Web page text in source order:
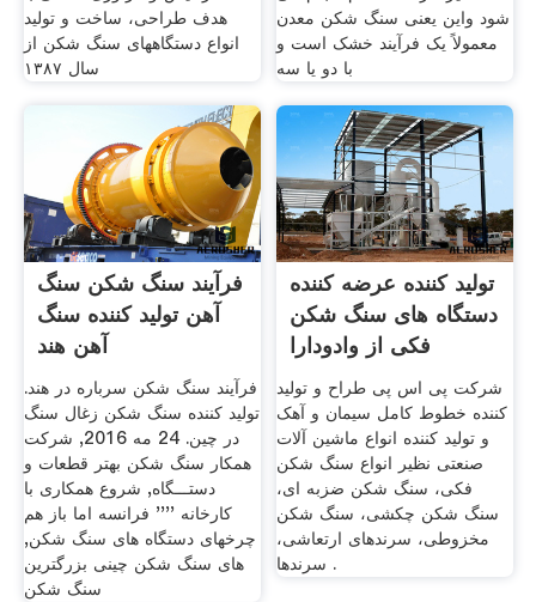
هدف طراحی، ساخت و تولید
انواع دستگاههای سنگ شکن از
سال ۱۳۸۷
شود واین یعنی سنگ شکن معدن
معمولاً یک فرآیند خشک است و
با دو یا سه
فرآیند سنگ شکن سنگ
آهن تولید کننده سنگ
آهن هند
فرآیند سنگ شکن سرباره در هند.
تولید کننده سنگ شکن زغال سنگ
در چین. 24 مه 2016, شرکت
همکار سنگ شکن بهتر قطعات و
دستـــگاه, شروع همکاری با
کارخانه '''' فرانسه اما باز هم
چرخهای دستگاه های سنگ شکن,
های سنگ شکن چینی بزرگترین
سنگ شکن
تولید کننده عرضه کننده
دستگاه های سنگ شکن
فکی از وادودارا
شرکت پی اس پی طراح و تولید
کننده خطوط کامل سیمان و آهک
و تولید کننده انواع ماشین آلات
صنعتی نظیر انواع سنگ شکن
فکی، سنگ شکن ضزبه ای،
سنگ شکن چکشی، سنگ شکن
مخزوطی، سرندهای ارتعاشی،
سرندها .